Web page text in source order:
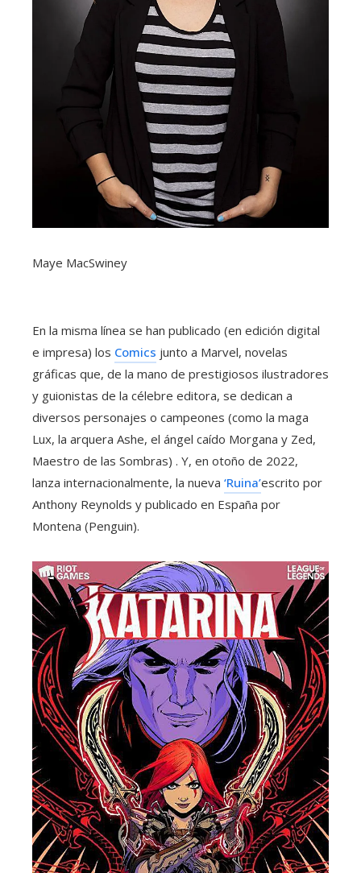
Maye MacSwiney
En la misma línea se han publicado (en edición digital
e impresa) los Comics junto a Marvel, novelas
gráficas que, de la mano de prestigiosos ilustradores
y guionistas de la célebre editora, se dedican a
diversos personajes o campeones (como la maga
Lux, la arquera Ashe, el ángel caído Morgana y Zed,
Maestro de las Sombras) . Y, en otoño de 2022,
lanza internacionalmente, la nueva ‘Ruina’escrito por
Anthony Reynolds y publicado en España por
Montena (Penguin).